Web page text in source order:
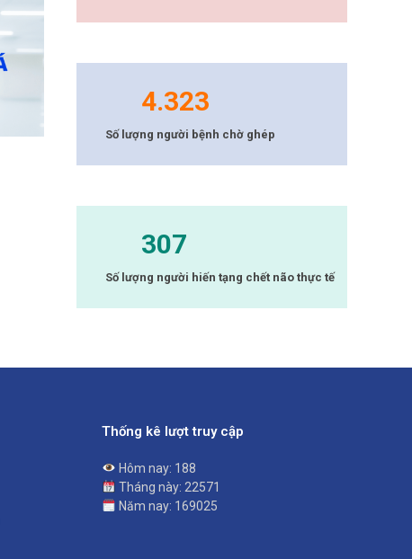
4.323
Số lượng người bệnh chờ ghép
307
Số lượng người hiến tạng chết não thực tế
Thống kê lượt truy cập
Hôm nay: 188
Tháng này: 22571
Năm nay: 169025